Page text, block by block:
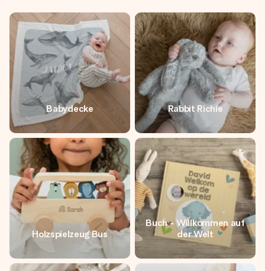
Babydecke Rabbit Richie
Holzspielzeug Bus
Buch - Willkommen auf
der Welt